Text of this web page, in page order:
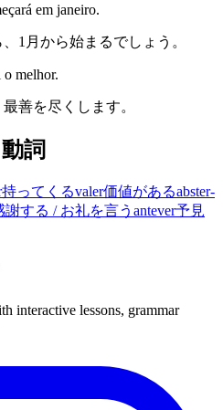
em janeiro.
1月から始まるでしょう。
o melhor.
善を尽くします。
詞
持ってくるvaler価値があるabster-
謝する / お礼を言う antever予見
interactive lessons, grammar